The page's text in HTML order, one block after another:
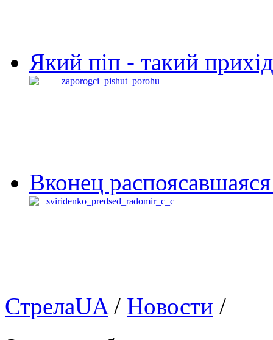
Який піп - такий
Вконец
СтрелаUA/ Новости /